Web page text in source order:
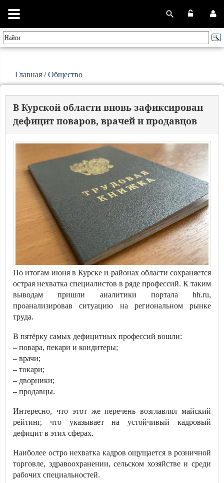
Главная /Общество
В Курской области вновь зафиксирован
дефицит поваров, врачей и продавцов
По итогам июня в Курске и районах области сохраняется
острая нехватка специалистов в ряде профессий. К таким
выводам пришли аналитики портала hh.ru,
проанализировав ситуацию на региональном рынке
труда.
В пятёрку самых дефицитных профессий вошли:
– повара, пекари и кондитеры;
– врачи;
– токари;
– дворники;
– продавцы.
Интересно, что этот же перечень возглавлял майский
рейтинг, что указывает на устойчивый кадровый
дефицит в этих сферах.
Наиболее остро нехватка кадров ощущается в розничной
торговле, здравоохранении, сельском хозяйстве и среди
рабочих специальностей.